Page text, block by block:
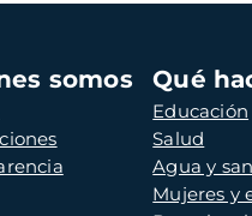
somos Qué
Educación
Salud
Agua y
Mujeres y